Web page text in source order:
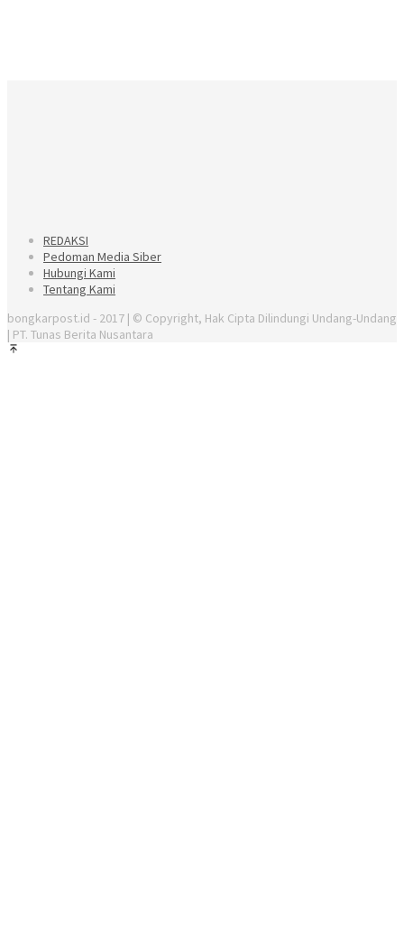
REDAKSI
Pedoman Media Siber
Hubungi Kami
Tentang Kami
bongkarpost.id - 2017 | © Copyright, Hak Cipta Dilindungi Undang-Undang
| PT. Tunas Berita Nusantara